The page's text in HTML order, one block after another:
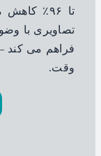
تصاویری با
فراهم می کند —
وقت.